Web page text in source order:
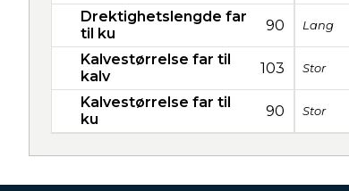
Drektighetslengde far
til ku
90 Lang
Kalvestørrelse far til
kalv
103 Stor
Kalvestørrelse far til
ku
90 Stor